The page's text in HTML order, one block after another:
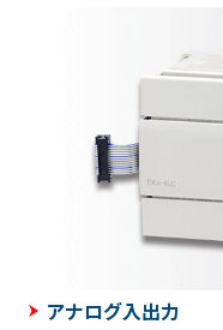
アナログ入出力